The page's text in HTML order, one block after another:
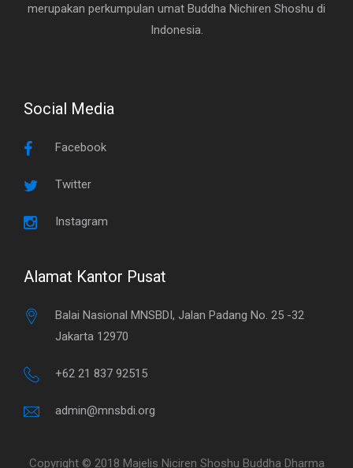
merupakan perkumpulan umat Buddha Nichiren Shoshu di
Indonesia.
Social Media
Facebook
Twitter
Instagram
Alamat Kantor Pusat
Balai Nasional MNSBDI, Jalan Padang No. 25 -32
Jakarta 12970
+62 21 837 92515
admin@mnsbdi.org
Copyright © 2018 Majelis Niciren Shoshu Buddha Dharma